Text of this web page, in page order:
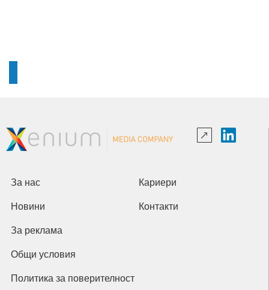
За нас Кариери
Новини Контакти
За реклама
Общи условия
Политика за поверителност